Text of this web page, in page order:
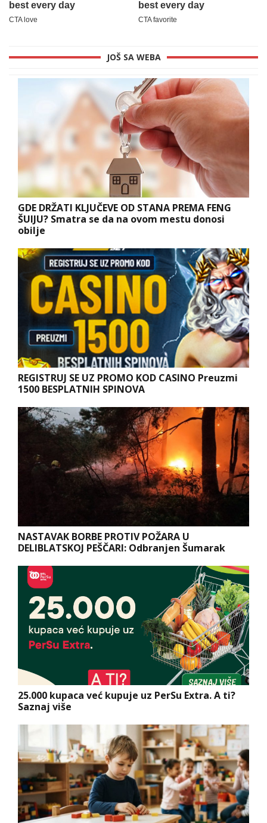
JOŠ SA WEBA
GDE DRŽATI KLJUČEVE OD STANA PREMA FENG
ŠUIJU? Smatra se da na ovom mestu donosi
obilje
REGISTRUJ SE UZ PROMO KOD CASINO Preuzmi
1500 BESPLATNIH SPINOVA
NASTAVAK BORBE PROTIV POŽARA U
DELIBLATSKOJ PEŠČARI: Odbranjen Šumarak
25.000 kupaca već kupuje uz PerSu Extra. A ti?
Saznaj više